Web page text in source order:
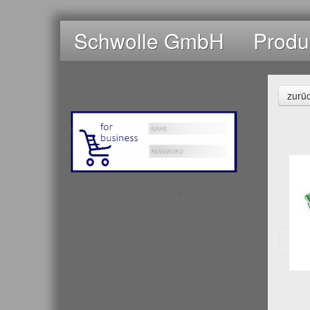
Schwolle GmbH